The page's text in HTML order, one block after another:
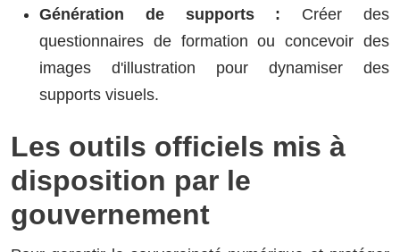
Génération de supports : Créer des
questionnaires de formation ou concevoir des
images d'illustration pour dynamiser des
supports visuels.
Les outils officiels mis à
disposition par le
gouvernement